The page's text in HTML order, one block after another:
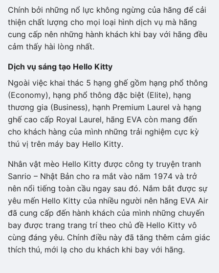
Chính bởi những nổ lực không ngừng của hãng để cải
thiện chất lượng cho mọi loại hình dịch vụ mà hãng
cung cấp nên những hành khách khi bay với hãng đều
cảm thấy hài lòng nhất.
Dịch vụ sáng tạo Hello Kitty
Ngoài việc khai thác 5 hạng ghế gồm hạng phổ thông
(Economy), hạng phổ thông đặc biệt (Elite), hạng
thương gia (Business), hạnh Premium Laurel và hạng
ghế cao cấp Royal Laurel, hãng EVA còn mang đến
cho khách hàng của mình những trải nghiệm cực kỳ
thú vị trên máy bay Hello Kitty.
Nhân vật mèo Hello Kitty được công ty truyện tranh
Sanrio – Nhật Bản cho ra mắt vào năm 1974 và trở
nên nổi tiếng toàn cầu ngay sau đó. Nắm bắt được sự
yêu mến Hello Kitty của nhiều người nên hãng EVA Air
đã cung cấp đến hành khách của mình những chuyến
bay được trang trang trí theo chủ đề Hello Kitty vô
cùng đáng yêu. Chính điều này đã tăng thêm cảm giác
thích thú, mới lạ cho du khách khi bay với hãng.